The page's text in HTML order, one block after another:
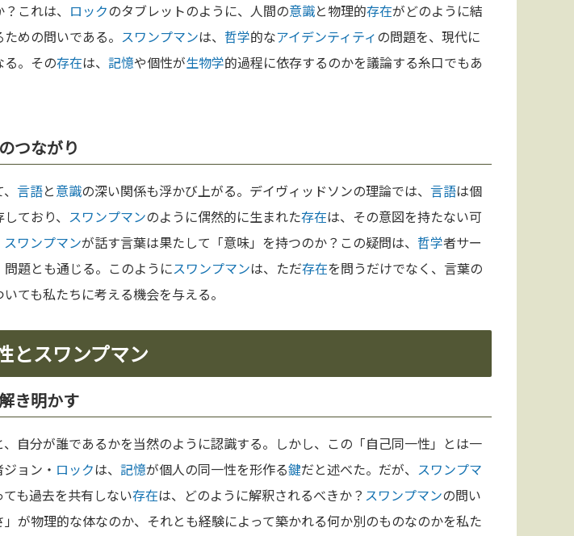
これは、 ロックのタブレットのように、人間の意識と物理的存在がどのように結
めの問いである。 スワンプマンは、 哲学的なアイデンティティの問題を、現代に
。その存在は、 記憶や個性が生物学的過程に依存するのかを議論する糸口でもあ
つながり
言語と意識の深い関係も浮かび上がる。デイヴィッドソンの理論では、 言語は個
ており、 スワンプマンのように偶然的に生まれた存在は、その意図を持たない可
スワンプマンが話す言葉は果たして「意味」を持つのか？この疑問は、 哲学者サー
問題とも通じる。このようにスワンプマンは、ただ存在を問うだけでなく、言葉の
ても私たちに考える機会を与える。
とスワンプマン
き明かす
自分が誰であるかを当然のように認識する。しかし、この「自己同一性」とは一
ョン・ ロックは、 記憶が個人の同一性を形作る鍵だと述べた。だが、 スワンプマ
ても過去を共有しない存在は、どのように解釈されるべきか？ スワンプマンの問い
が物理的な体なのか、それとも経験によって築かれる何か別のものなのかを私た